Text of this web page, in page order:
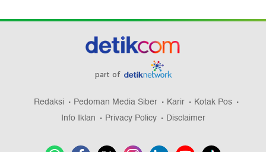
part of
Redaksi Pedoman Media Siber Karir
Kotak Pos
Info Iklan
Privacy Policy Disclaimer